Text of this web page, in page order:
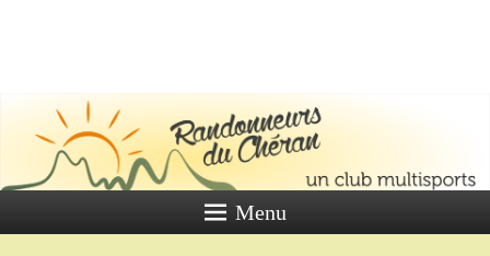
DU
Un club multi sports
Menu